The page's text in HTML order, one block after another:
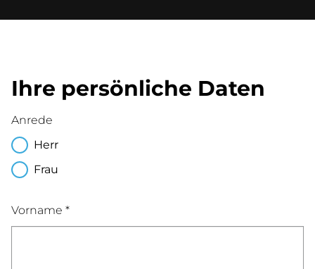
Ihre persönliche Daten
Anrede
Herr
Frau
Vorname *